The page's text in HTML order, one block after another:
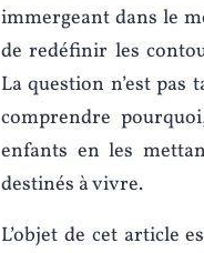
immergeant dans le
de redéfinir les
La question n’est
comprendre
enfants en les
destinés à vivre.
L’objet de cet article